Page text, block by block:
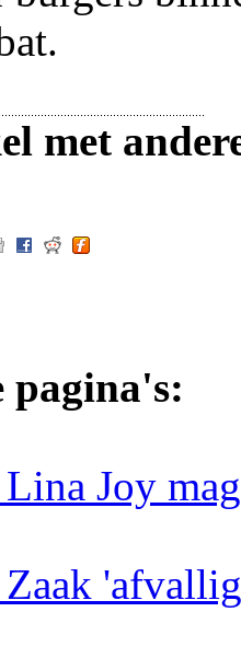
met
pagina's:
Joy